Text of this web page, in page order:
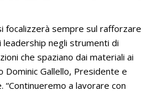
focalizzerà sempre sul rafforzare
negli strumenti di
che spaziano dai materiali ai
Dominic Gallello, Presidente e
“Continueremo a lavorare con